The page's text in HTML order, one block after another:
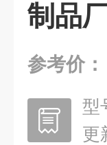
制品
参考价：
型
更